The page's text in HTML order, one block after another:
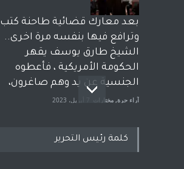
بعد معارك قضائية طاحنة كتب
وترافع فيها بنفسه مرة اخرى..
الشيخ طارق يوسف يقهر
الحكومة الأمريكية ، فأعطوه
الجنسية عن يد وهم صاغرون،
آراء حرة, مختارات
كلمة رئيس التحرير